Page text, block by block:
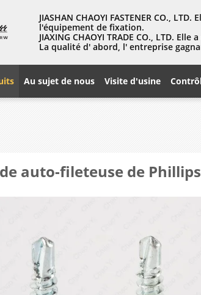
JIASHAN CHAOYI FASTENER CO.,
l'équipement de fixation.
JIAXING CHAOYI TRADE CO., LTD.
La qualité d' abord, l' entreprise
Au sujet de nous Visite d'usine
auto-fileteuse de